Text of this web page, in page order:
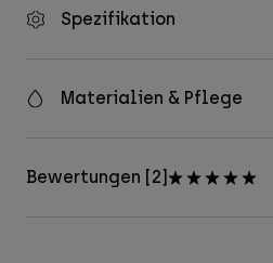
Spezifikation
Materialien & Pflege
Bewertungen [2]